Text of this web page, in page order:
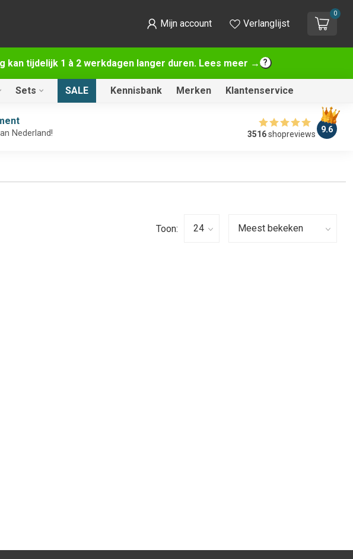
tijdelijk 1 à 2 werkdagen langer duren. Lees meer →
Mijn account Verlanglijst
0
Sets SALE Kennisbank Merken Klantenservice
Nederland! 3516shopreviews 9.6
Toon: